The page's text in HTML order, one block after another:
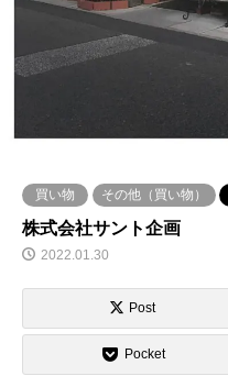
買い物 その他（買い物）
株式会社サント企画
2022.01.30
Post
Pocket